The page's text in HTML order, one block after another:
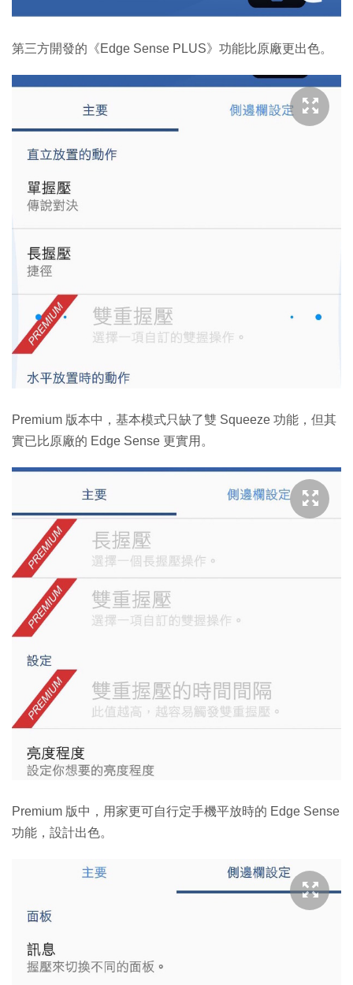
第三方開發的《Edge Sense PLUS》功能比原廠更出色。
Premium 版本中，基本模式只缺了雙 Squeeze 功能，但其
實已比原廠的 Edge Sense 更實用。
Premium 版中，用家更可自行定手機平放時的 Edge Sense
功能，設計出色。